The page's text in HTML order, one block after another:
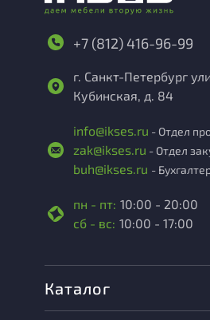
+7 (812) 416-96-99
г. Санкт-Петербург
Кубинская, д. 84
info@ikses.ru - Отдел
zak@ikses.ru - Отдел
buh@ikses.ru -
пн - пт: 10:00 - 20:00
сб - вс: 10:00 - 17:00
Каталог